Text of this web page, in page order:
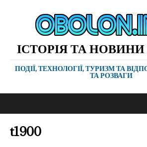
ІСТОРІЯ ТА
ПОДІЇ, ТЕХНОЛОГІЇ, ТУРИЗМ ТА
ТА РОЗВАГИ
t1900